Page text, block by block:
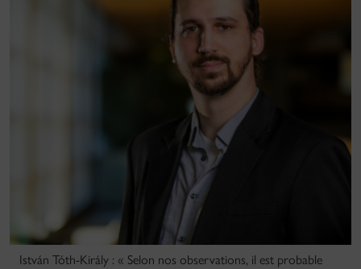
István Tóth-Király : « Selon nos observations, il est probable